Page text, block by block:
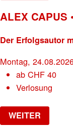
ALEX CAPUS
Der Erfolgsautor
Montag,
abCHF 40
Verlosung
WEITER